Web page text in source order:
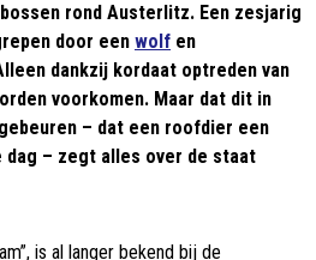
rond Austerlitz. Een zesjarig
door een wolf en
dankzij kordaat optreden van
voorkomen. Maar dat dit in
– dat een roofdier een
dag – zegt alles over de staat
is al langer bekend bij de